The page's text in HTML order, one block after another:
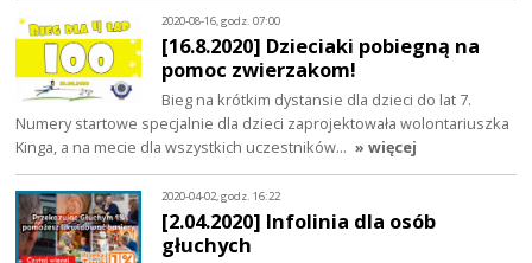
2020-08-16, godz. 07:00
[16.8.2020] Dzieciaki pobiegną na
pomoc zwierzakom!
Bieg na krótkim dystansie dla dzieci do lat 7.
Numery startowe specjalnie dla dzieci zaprojektowała wolontariuszka
Kinga, a na mecie dla wszystkich uczestników… » więcej
2020-04-02, godz. 16:22
[2.04.2020] Infolinia dla osób
głuchych